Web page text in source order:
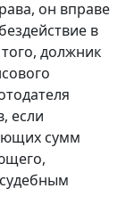
он вправе
в
должник
если
сумм